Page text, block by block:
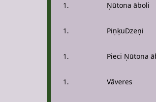
1. Ņūtona āboli
1. PiņķuDzeņi
1. Pieci Ņūtona
1. Vāveres